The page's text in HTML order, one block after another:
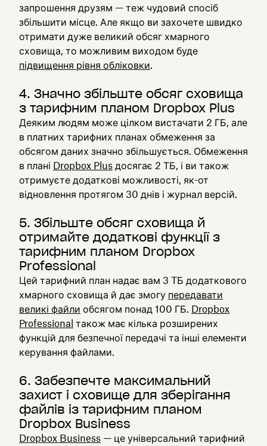
запрошення друзям — теж чудовий спосіб
збільшити місце. Але якщо ви захочете швидко
отримати дуже великий обсяг хмарного
сховища, то можливим виходом буде
підвищення рівня обліковки.
4. Значно збільште обсяг сховища
з тарифним планом Dropbox Plus
Деяким людям може цілком вистачати 2 ГБ, але
в платних тарифних планах обмеження за
обсягом даних значно збільшується. Обмеження
в плані Dropbox Plus досягає 2 ТБ, і ви також
отримуєте додаткові можливості, як-от
відновлення протягом 30 днів і журнал версій.
5. Збільште обсяг сховища й
отримайте додаткові функції з
тарифним планом Dropbox
Professional
Цей тарифний план надає вам 3 TБ додаткового
хмарного сховища й дає змогу передавати
великі файли обсягом понад 100 ГБ. Dropbox
Professional також має кілька розширених
функцій для безпечної передачі та інші елементи
керування файлами.
6. Забезпечте максимальний
захист і сховище для зберігання
файлів із тарифним планом
Dropbox Business
Dropbox Business — це універсальний тарифний